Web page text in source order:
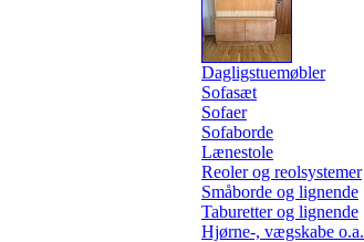
Dagligstuemøbler
Sofasæt
Sofaer
Sofaborde
Lænestole
Reoler og reolsystemer
Småborde og lignende
Taburetter og lignende
Hjørne-, vægskabe o.a.